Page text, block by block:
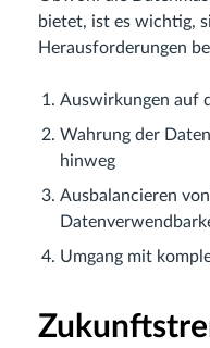
bietet, ist es wichtig,
Herausforderungen
Auswirkungen auf
Wahrung der
hinweg
Ausbalancieren
Umgang mit